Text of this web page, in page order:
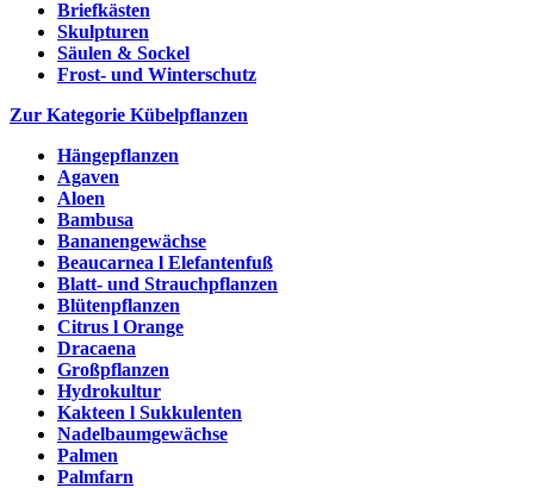
Briefkästen
Skulpturen
Säulen & Sockel
Frost- und Winterschutz
Zur Kategorie Kübelpflanzen
Hängepflanzen
Agaven
Aloen
Bambusa
Bananengewächse
Beaucarnea l Elefantenfuß
Blatt- und Strauchpflanzen
Blütenpflanzen
Citrus l Orange
Dracaena
Großpflanzen
Hydrokultur
Kakteen l Sukkulenten
Nadelbaumgewächse
Palmen
Palmfarn